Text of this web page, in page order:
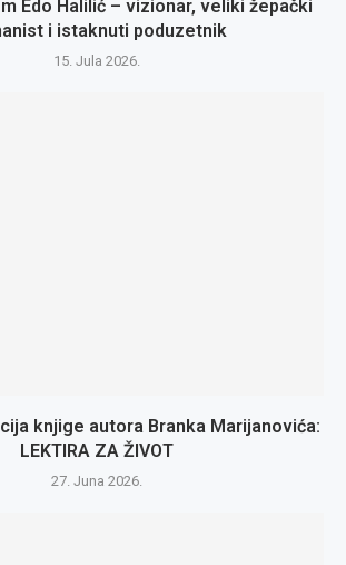
Edo Halilić – vizionar, veliki žepački
i istaknuti poduzetnik
15. Jula 2026.
knjige autora Branka Marijanovića:
LEKTIRA ZA ŽIVOT
27. Juna 2026.